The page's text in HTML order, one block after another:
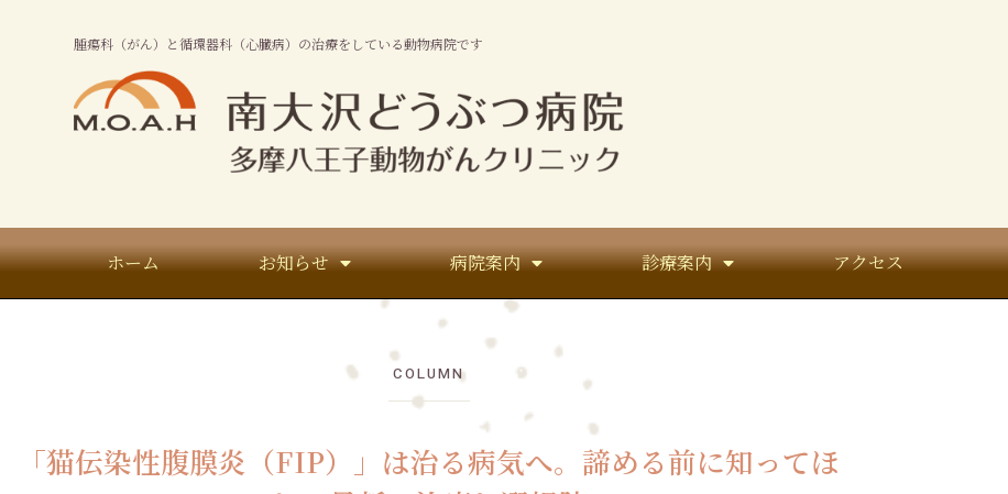
腫瘍科（がん）と循環器科（心臓病）の治療をしている動物病院です
ホーム お知らせ 病院案内 診療案内 アクセス
COLUMN
「猫伝染性腹膜炎（FIP）」は治る病気へ。諦める前に知ってほ